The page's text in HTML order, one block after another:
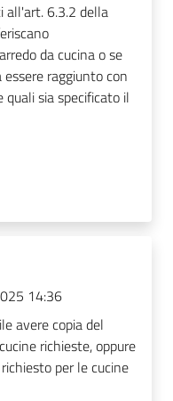
all'art. 6.3.2 della
da cucina o se
raggiunto con
sia specificato il
14:36
avere copia del
richieste, oppure
per le cucine